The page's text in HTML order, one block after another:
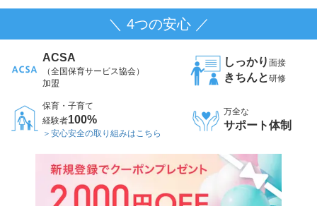
＼ 4つの安心 ／
ACSA
（全国保育サービス協会）
加盟
しっかり 面接
きちんと研修
保育・子育て
経験者100%
＞安心安全の取り組みはこちら
万全な
サポート体制